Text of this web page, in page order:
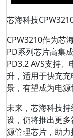
芯海科技
CPW3210作为芯
PD系列芯片高集
PD3.2 AVS支持
升，适用于快充
景，有望成为电源
未来，芯海科技
设，仍将推出更
源管理芯片，助